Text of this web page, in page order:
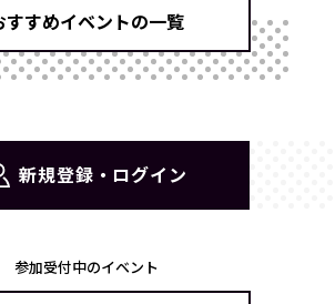
すすめイベントの一覧
新規登録・ログイン
参加受付中のイベント